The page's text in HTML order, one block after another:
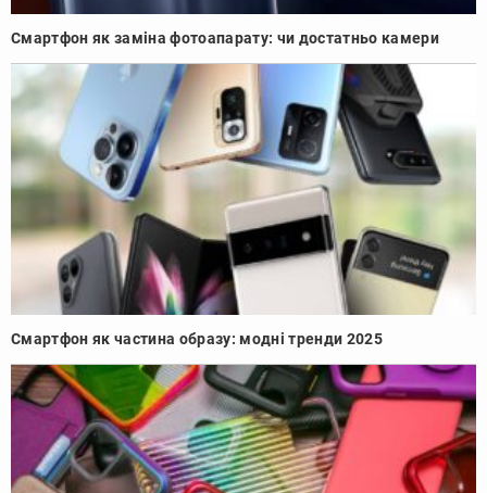
Смартфон як заміна фотоапарату: чи достатньо камери
Смартфон як частина образу: модні тренди 2025